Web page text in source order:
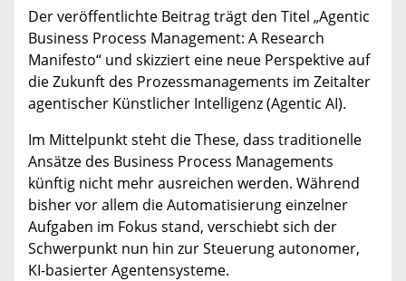
Der veröffentlichte Beitrag trägt den Titel „Agentic
Business Process Management: A Research
Manifesto“ und skizziert eine neue Perspektive auf
die Zukunft des Prozessmanagements im Zeitalter
agentischer Künstlicher Intelligenz (Agentic AI).
Im Mittelpunkt steht die These, dass traditionelle
Ansätze des Business Process Managements
künftig nicht mehr ausreichen werden. Während
bisher vor allem die Automatisierung einzelner
Aufgaben im Fokus stand, verschiebt sich der
Schwerpunkt nun hin zur Steuerung autonomer,
KI-basierter Agentensysteme.